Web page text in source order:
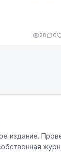
28 0
издание.